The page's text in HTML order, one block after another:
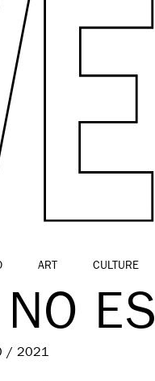
ART CULTURE
ES
/ 2021